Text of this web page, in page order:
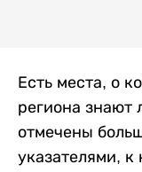
Есть места, о
региона
отмечены
указателями,